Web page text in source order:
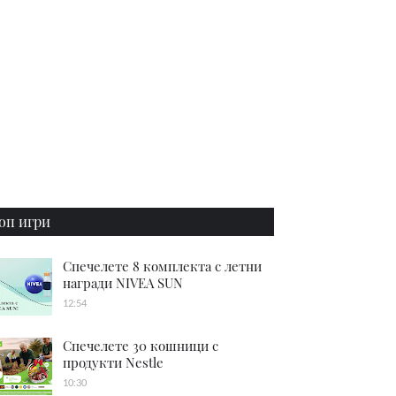
игри
Спечелете 8 комплекта с летни
награди NIVEA SUN
12:54
Спечелете 30 кошници с
продукти Nestle
10:30